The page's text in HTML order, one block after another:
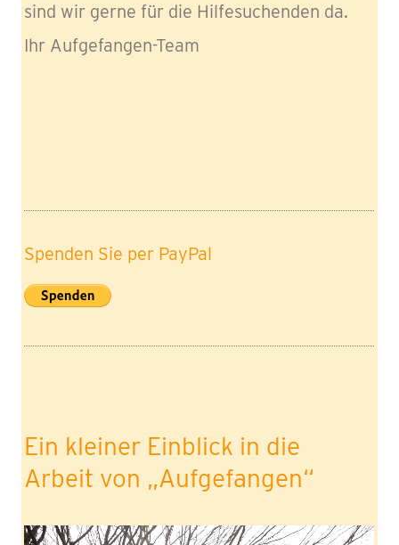
sind wir gerne für die Hilfesuchenden da.
Ihr Aufgefangen-Team
Spenden Sie per PayPal
Ein kleiner Einblick in die
Arbeit von „Aufgefangen“